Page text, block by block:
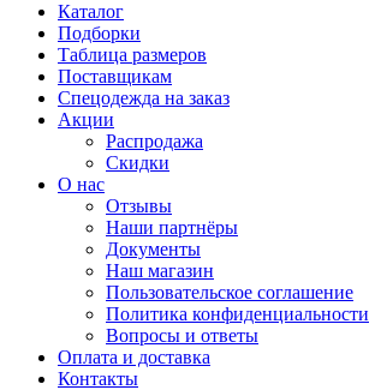
Каталог
Подборки
Таблица размеров
Поставщикам
Спецодежда на заказ
Акции
Распродажа
Скидки
О нас
Отзывы
Наши партнёры
Документы
Наш магазин
Пользовательское соглашение
Политика конфиденциальности
Вопросы и ответы
Оплата и доставка
Контакты